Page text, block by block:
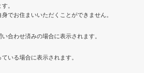
。
でお住まいいただくことができません。
合わせ済みの場合に表示されます。
いる場合に表示されます。